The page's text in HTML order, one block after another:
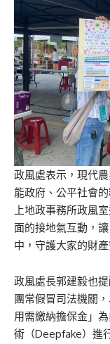
政風處表示，現代
能政府、公平社會
上地政事務所政風
面的接地氣互動，
中，守護大家的財
政風處長郭建毅也
團常假冒司法機關
用需繳納擔保金」
術（Deepfake）進